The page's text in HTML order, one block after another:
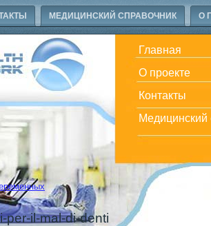
МЕДИЦИНСКИЙ СПРАВОЧНИК О
Главная
О проекте
Контакты
Медицинский
per-il-mal-di-denti